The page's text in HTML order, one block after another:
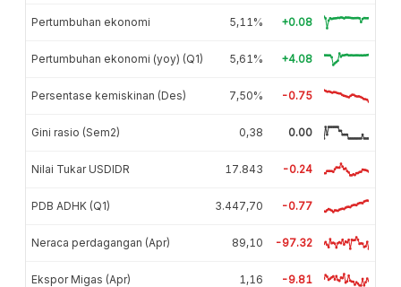
Pertumbuhan ekonomi 5,11% +0.08
Pertumbuhan ekonomi (yoy) (Q1) 5,61% +4.08
Persentase kemiskinan (Des) 7,50% -0.75
Gini rasio (Sem2) 0,38 0.00
Nilai Tukar USDIDR 17.843 -0.24
PDB ADHK (Q1) 3.447,70 -0.77
Neraca perdagangan (Apr) 89,10 -97.32
Ekspor Migas (Apr) 1,16 -9.81